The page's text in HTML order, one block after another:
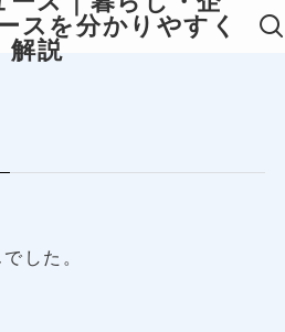
スを分かりやすく
解説
した。